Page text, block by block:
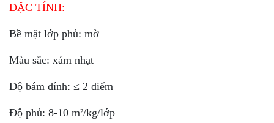
ĐẶC TÍNH:
Bề mặt lớp phủ: mờ
Màu sắc: xám nhạt
Độ bám dính: ≤ 2 điểm
Độ phủ: 8-10 m²/kg/lớp